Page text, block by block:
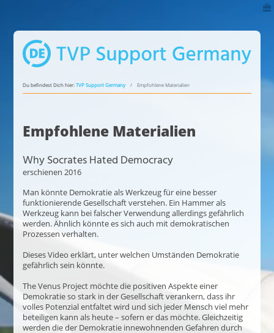
Du befindest Dich hier:TVP Support Germany Empfohlene Materialien
Empfohlene Materialien
Why Socrates Hated Democracy
erschienen 2016
Man könnte Demokratie als Werkzeug für eine besser
funktionierende Gesellschaft verstehen. Ein Hammer als
Werkzeug kann bei falscher Verwendung allerdings gefährlich
werden. Ähnlich könnte es sich auch mit demokratischen
Prozessen verhalten.
Dieses Video erklärt, unter welchen Umständen Demokratie
gefährlich sein könnte.
The Venus Project möchte die positiven Aspekte einer
Demokratie so stark in der Gesellschaft verankern, dass ihr
volles Potenzial entfaltet wird und sich jeder Mensch viel mehr
beteiligen kann als heute – sofern er das möchte. Gleichzeitig
werden die der Demokratie innewohnenden Gefahren durch